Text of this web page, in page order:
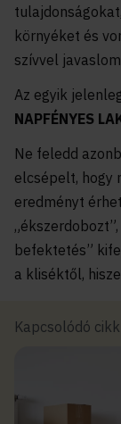
környéket és
szívvel
Az egyik
NAPFÉNYES
Ne feledd
elcsépelt, hogy
eredményt
befektetés”
a kliséktől,
Kapcsolódó cikk